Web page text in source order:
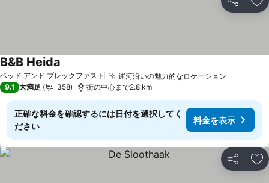
シェア お
ベッド アンド ブレックファスト 運河沿いの魅力的なロケーション
B&B Heida
9.1 大満足 358 街の中心まで2.8 km
正確な料金を確認するには日付を選択してく
ださい
料金を表示
シェア お